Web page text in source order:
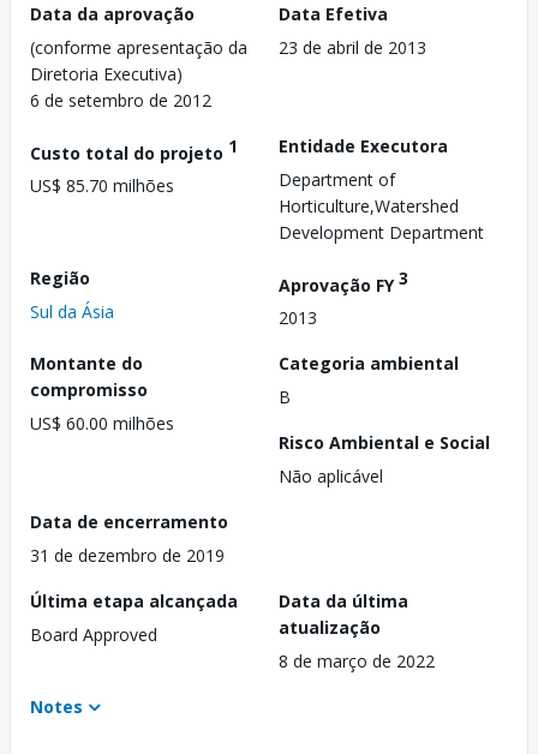
Data da aprovação
(conforme apresentação da
Diretoria Executiva)
6 de setembro de 2012
Data Efetiva
23 de abril de 2013
Custo total do projeto 1
US$ 85.70 milhões
Entidade Executora
Department of
Horticulture,Watershed
Development Department
Região
Sul da Ásia
Aprovação FY3
2013
Montante do
compromisso
US$ 60.00 milhões
Categoria ambiental
B
Risco Ambiental e Social
Não aplicável
Data de encerramento
31 de dezembro de 2019
Última etapa alcançada
Board Approved
Data da última
atualização
8 de março de 2022
Notes